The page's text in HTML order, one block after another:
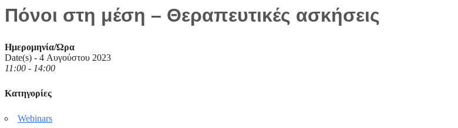
Πόνοι στη μέση – Θεραπευτικές ασκήσεις
Ημερομηνία/Ώρα
Date(s) - 4 Αυγούστου 2023
11:00 - 14:00
Κατηγορίες
Webinars